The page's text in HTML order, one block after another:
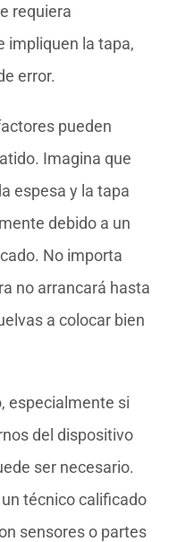
requiera
impliquen la tapa,
error.
pueden
Imagina que
espesa y la tapa
debido a un
No importa
no arrancará hasta
a colocar bien
especialmente si
del dispositivo
ser necesario.
técnico calificado
sensores o partes